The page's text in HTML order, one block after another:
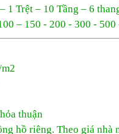
1 Trệt – 10 Tầng – 6
– 150 - 200 - 300 - 500
thuận
hồ riêng. Theo giá nhà